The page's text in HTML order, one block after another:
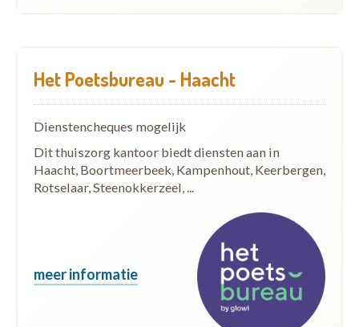
Het Poetsbureau - Haacht
Dienstencheques mogelijk
Dit thuiszorg kantoor biedt diensten aan in
Haacht, Boortmeerbeek, Kampenhout, Keerbergen,
Rotselaar, Steenokkerzeel, ...
meer informatie